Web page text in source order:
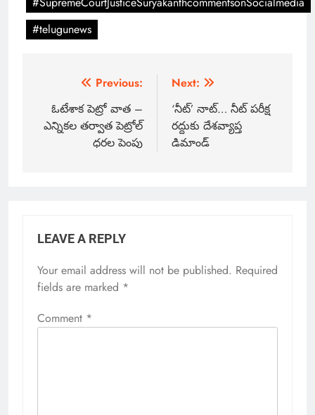
#telugunews
Previous:
ఓటేశాక పెట్రో వాత –
ఎన్నికల తర్వాత పెట్రోల్
ధరల పెంపు
Next:
‘నీట్’ నాట్… నీట్ పరీక్ష
రద్దుకు దేశవ్యాప్త
డిమాండ్
LEAVE A REPLY
Your email address will not be published. Required
fields are marked *
Comment *